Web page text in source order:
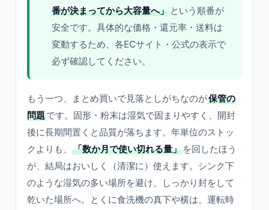
番が決まってから大容量へ」 という順番が
安全です。具体的な価格・還元率・送料は
変動するため、各ECサイト・公式の表示で
必ず確認してください。
もう一つ、まとめ買いで見落としがちなのが保管の
問題です。固形・粉末は湿気で固まりやすく、開封
後に長期間置くと品質が落ちます。年単位のストッ
クよりも、
「数か月で使い切れる量」 を回したほう
が、結局はおいしく（清潔に）使えます。シンク下
のような湿気の多い場所を避け、しっかり封をして
乾いた場所へ。とくに食洗機の真下や横は、運転時